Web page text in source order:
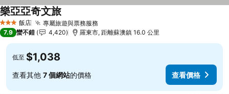
3 星級 飯店 專屬旅遊與票務服務
樂亞亞奇文旅查看價格
7.9 蠻不錯 4,420 羅東市, 距離蘇澳鎮 16.0 公里
低至 $1,038
查看其他 7 個網站的價格 查看價格